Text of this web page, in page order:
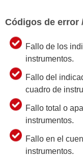
Códigos de error
Fallo de los
instrumentos.
Fallo del
cuadro de
Fallo total o
instrumentos.
Fallo en el
instrumentos.